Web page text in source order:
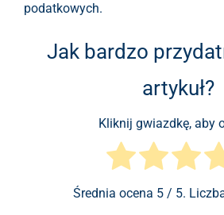
podatkowych.
Jak bardzo
artykuł?
Kliknij gwiazdkę, aby
Średnia ocena 5/ 5.